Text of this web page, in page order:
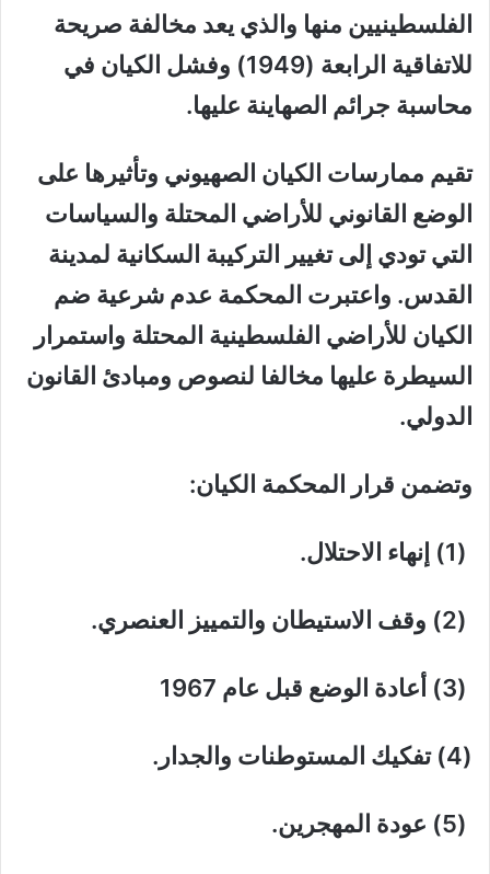
الفلسطينيين منها والذي يعد مخالفة صريحة
للاتفاقية الرابعة (1949) وفشل الكيان في
محاسبة جرائم الصهاينة عليها.
تقيم ممارسات الكيان الصهيوني وتأثيرها على
الوضع القانوني للأراضي المحتلة والسياسات
التي تودي إلى تغيير التركيبة السكانية لمدينة
القدس. واعتبرت المحكمة عدم شرعية ضم
الكيان للأراضي الفلسطينية المحتلة واستمرار
السيطرة عليها مخالفا لنصوص ومبادئ القانون
الدولي.
وتضمن قرار المحكمة الكيان:
(1) إنهاء الاحتلال.
(2) وقف الاستيطان والتمييز العنصري.
(3) أعادة الوضع قبل عام 1967
(4) تفكيك المستوطنات والجدار.
(5) عودة المهجرين.